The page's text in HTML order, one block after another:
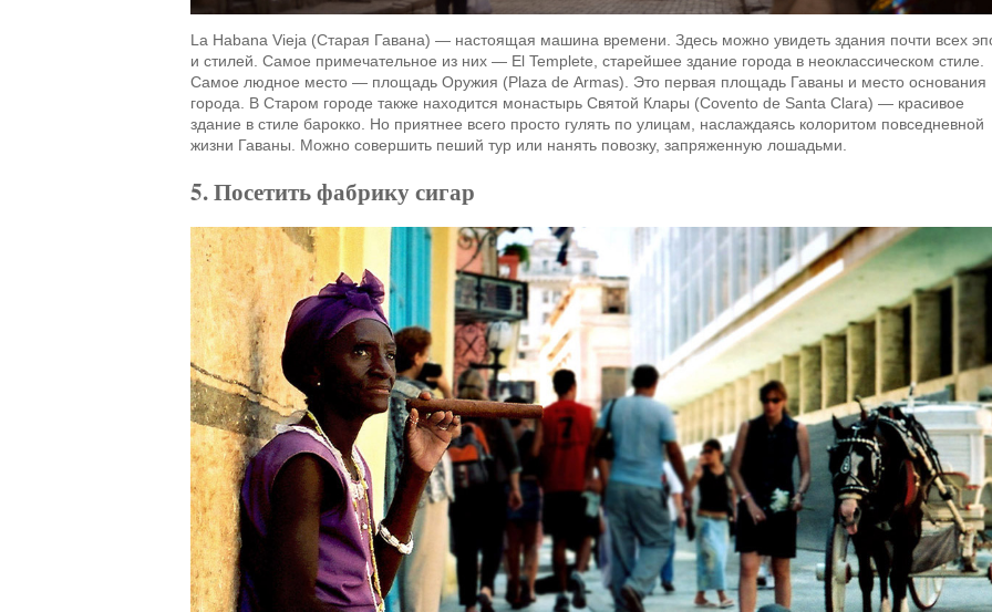
La Habana Vieja (Старая Гавана) — настоящая машина времени. Здесь можно увидеть здания почти всех
и стилей. Самое примечательное из них — El Templete, старейшее здание города в неоклассическом стиле.
Самое людное место — площадь Оружия (Plaza de Armas). Это первая площадь Гаваны и место основания
города. В Старом городе также находится монастырь Святой Клары (Covento de Santa Clara) — красивое
здание в стиле барокко. Но приятнее всего просто гулять по улицам, наслаждаясь колоритом повседневной
жизни Гаваны. Можно совершить пеший тур или нанять повозку, запряженную лошадьми.
5. Посетить фабрику сигар